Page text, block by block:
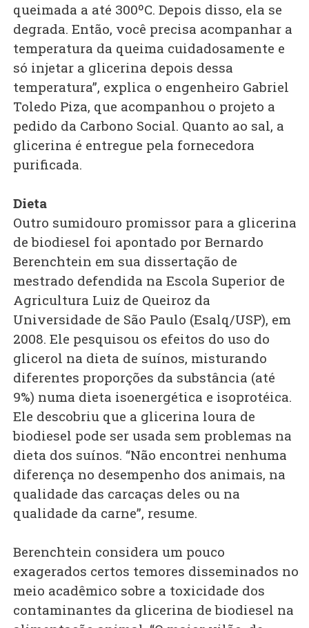
queimada a até 300ºC. Depois disso, ela se
degrada. Então, você precisa acompanhar a
temperatura da queima cuidadosamente e
só injetar a glicerina depois dessa
temperatura”, explica o engenheiro Gabriel
Toledo Piza, que acompanhou o projeto a
pedido da Carbono Social. Quanto ao sal, a
glicerina é entregue pela fornecedora
purificada.
Dieta
Outro sumidouro promissor para a glicerina
de biodiesel foi apontado por Bernardo
Berenchtein em sua dissertação de
mestrado defendida na Escola Superior de
Agricultura Luiz de Queiroz da
Universidade de São Paulo (Esalq/USP), em
2008. Ele pesquisou os efeitos do uso do
glicerol na dieta de suínos, misturando
diferentes proporções da substância (até
9%) numa dieta isoenergética e isoprotéica.
Ele descobriu que a glicerina loura de
biodiesel pode ser usada sem problemas na
dieta dos suínos. “Não encontrei nenhuma
diferença no desempenho dos animais, na
qualidade das carcaças deles ou na
qualidade da carne”, resume.
Berenchtein considera um pouco
exagerados certos temores disseminados no
meio acadêmico sobre a toxicidade dos
contaminantes da glicerina de biodiesel na